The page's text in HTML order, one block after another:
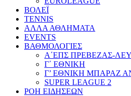
ΒΟΛΕΪ
TENNIS
ΑΛΛΑ ΑΘΛΗΜΑΤΑ
EVENTS
ΒΑΘΜΟΛΟΓΙΕΣ
Α΄ΕΠΣ ΠΡΕΒΕΖΑΣ-
Γ΄ ΕΘΝΙΚΗ
Γ’ ΕΘΝΙΚΗ ΜΠΑΡΑΖ
SUPER LEAGUE 2
ΡΟΗ ΕΙΔΗΣΕΩΝ